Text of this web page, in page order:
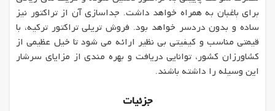
برای باغبان به همراه خواهد داشت. جداسازی آن از تراکتور نیز
ساده و بدون دردسر خواهد بود. فروش تریلی تراکتور ترکیه، با
قیمتی مناسب و کیفیتی بی نظیر ارائه می شود تا خیل عظیمی از
کشاورزان کشور، توانایی دریافت و بهره مندی از مزایای سرشار
این وسیله را داشته باشند.
جزئیات